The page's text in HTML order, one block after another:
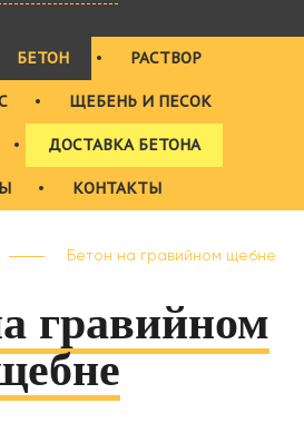
БЕТОН РАСТВОР
ЩЕБЕНЬ И ПЕСОК
ДОСТАВКА БЕТОНА
КОНТАКТЫ
Бетон на гравийном щебне
гравийном